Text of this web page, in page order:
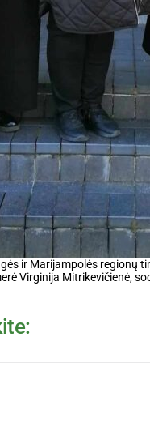
ir Marijampolės regionų
Virginija Mitrikevičienė,